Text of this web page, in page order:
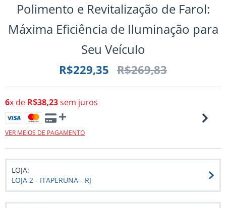
Polimento e Revitalização de Farol:
Máxima Eficiência de Iluminação para
Seu Veículo
R$229,35 R$269,83
6x de R$38,23sem juros
VER MEIOS DE PAGAMENTO
LOJA:
LOJA 2 - ITAPERUNA - RJ